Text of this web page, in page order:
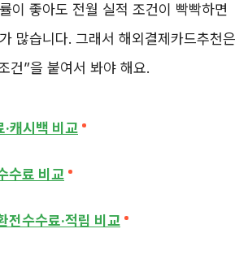
이 좋아도 전월 실적 조건이 빡빡하면
많습니다. 그래서 해외결제카드추천은
건”을 붙여서 봐야 해요.
·캐시백 비교
수료 비교
전수수료·적립 비교